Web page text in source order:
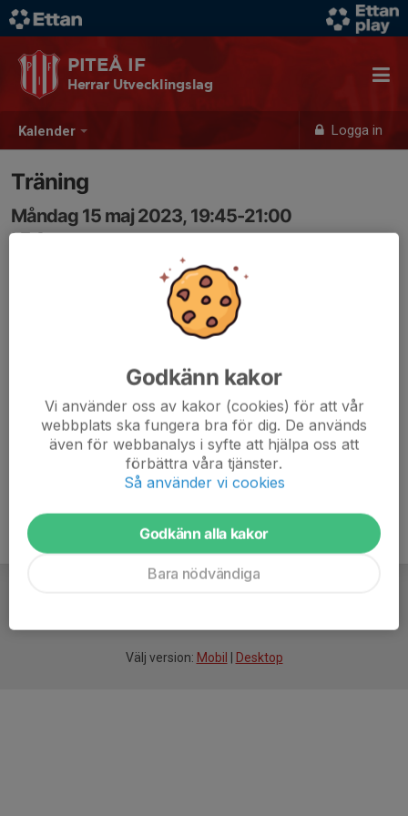
Kalender Logga in
PITEÅ IF
Herrar Utvecklingslag
Träning
Måndag 15 maj 2023, 19:45-21:00
LF Arena
Välj version: Mobil Desktop
Godkänn kakor
Vi använder oss av kakor (cookies) för att vår
webbplats ska fungera bra för dig. De används
även för webbanalys i syfte att hjälpa oss att
förbättra våra tjänster.
Så använder vi cookies
Godkänn alla kakor
Bara nödvändiga